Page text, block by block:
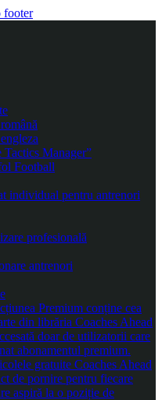
footer
Manager”
Football
individual pentru antrenori
profesională
antrenori
Premium conține cea
din librăria Coaches Ahead
doar de utilizatorii care
abonamentul premium.
gratuite Coaches Ahead
de pornire pentru fiecare
aspiră la o poziție de